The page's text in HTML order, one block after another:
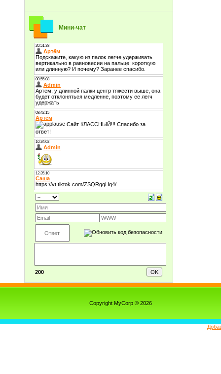
Мини-чат
200
Copyright MyCorp © 2026